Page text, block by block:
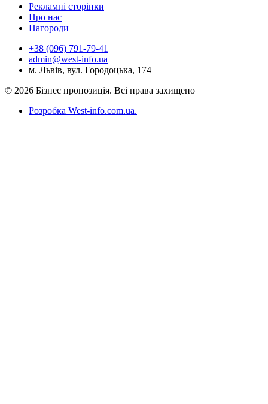
Рекламні сторінки
Про нас
Нагороди
+38 (096) 791-79-41
admin@west-info.ua
м. Львів, вул. Городоцька, 174
© 2026 Бізнес пропозиція. Всі права захищено
Розробка West-info.com.ua.